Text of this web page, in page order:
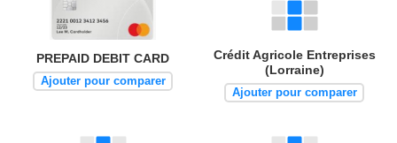
PREPAID DEBIT CARD
Ajouter pour comparer
Crédit Agricole Entreprises
(Lorraine)
Ajouter pour comparer